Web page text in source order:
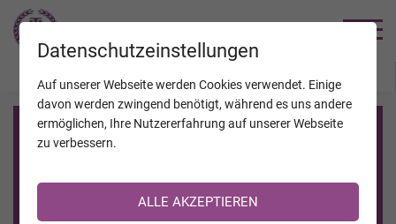
Registrierung auf TrauerHilfe.it
Sie sind noch nicht auf TrauerHilfe.it registriert?
>> zur kostenlosen Registrierung <<
Datenschutzeinstellungen
Auf unserer Webseite werden Cookies verwendet. Einige
davon werden zwingend benötigt, während es uns andere
ermöglichen, Ihre Nutzererfahrung auf unserer Webseite
zu verbessern.
ALLE AKZEPTIEREN
JAHRESTAGE KALENDER VERSTORBENE